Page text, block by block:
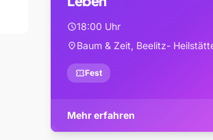
schedule18:00 Uhr
location_onBaum & Zeit, Beelitz-
confirmation_numberFest
Mehr erfahren